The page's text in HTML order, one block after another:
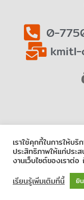
0-
kmitl-
Copyright © 2020
เราใช้คุกกี้ในการให้บ
ประสิทธิภาพให้แก่ปร
งานเว็บไซต์ของเราต่
เรียนรู้เพิ่มเติมที่นี้
ยิ